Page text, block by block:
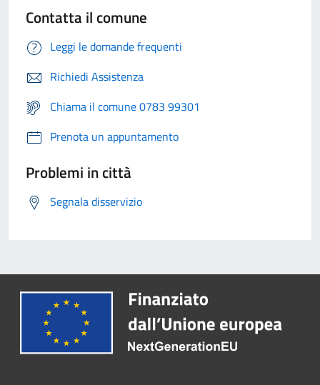
Contatta il comune
Leggi le domande frequenti
Richiedi Assistenza
Chiama il comune 0783 99301
Prenota un appuntamento
Problemi in città
Segnala disservizio